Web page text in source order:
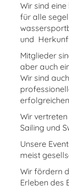
Wir sind
für alle
und
Mitglieder
aber auch
Wir sind
Wir
Sailing und
Unsere
meist
Wir fördern
Erleben des